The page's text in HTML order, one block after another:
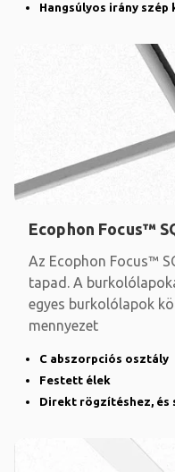
Hangsúlyos irány
Ecophon Focus™
Az Ecophon Focus™
tapad. A
egyes burkolólapok
mennyezet
C abszorpciós osztály
Festett élek
Direkt rögzítéshez, és